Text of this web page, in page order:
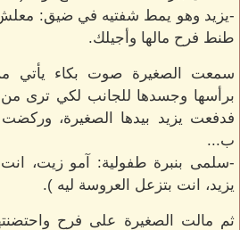
-يزيد وهو يمط شفتيه في ضيق:
طنط فرح مالها وأجيلك.
سمعت الصغيرة صوت بكاء يأتي
برأسها وجسدها للجانب لكي ترى
فدفعت يزيد بيدها الصغيرة،
ب...
-سلمى بنبرة طفولية: آمو زيت،
يزيد، انت بتزعل العروسة ليه ).
ثم مالت الصغيرة على فرح